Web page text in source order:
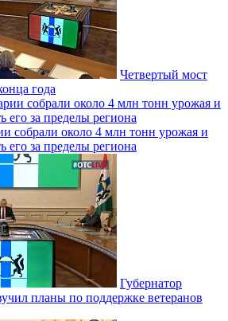
Четвертый мост
года
собрали около 4 млн тонн урожая и
его за пределы региона
Губернатор
планы по поддержке ветеранов